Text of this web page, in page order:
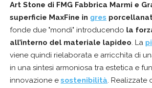
Art Stone di FMG Fabbrica Marmi e
superficie MaxFine in gres
fonde due "mondi" introducendo la
all’interno del materiale lapideo. La
viene quindi rielaborata e arricchita di
in una sintesi armoniosa tra estetica e
innovazione e sostenibilità. Realizzate